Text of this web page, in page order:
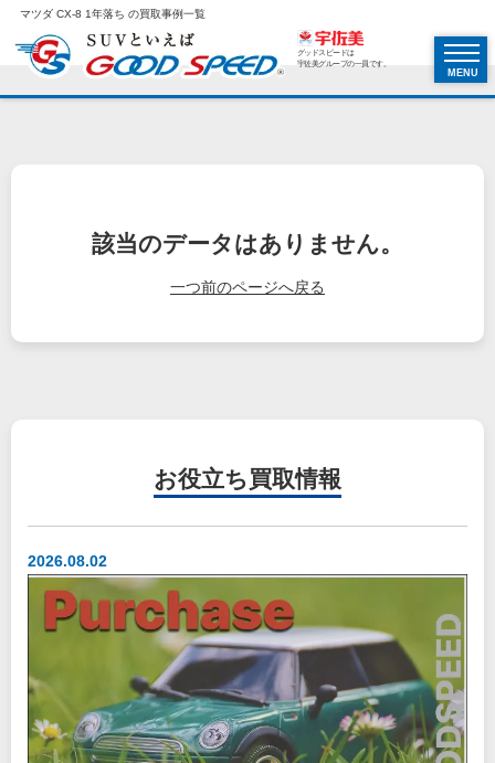
マツダ CX-8 1年落ち の買取事例一覧
グッドスピードは
宇佐美グループの一員です。
MENU
該当のデータはありません。
一つ前のページへ戻る
お役立ち 買取情報
2026.08.02